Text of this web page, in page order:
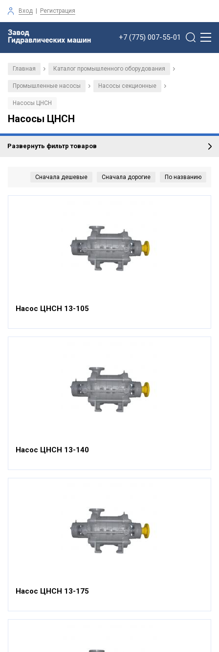
Вход | Регистрация
+7 (775) 007-55-01
Главная / Каталог промышленного оборудования /
Промышленные насосы / Насосы секционные /
Насосы ЦНСН
Насосы ЦНСН
Развернуть фильтр товаров
Насос ЦНСН 13-105
Насос ЦНСН 13-140
Насос ЦНСН 13-175